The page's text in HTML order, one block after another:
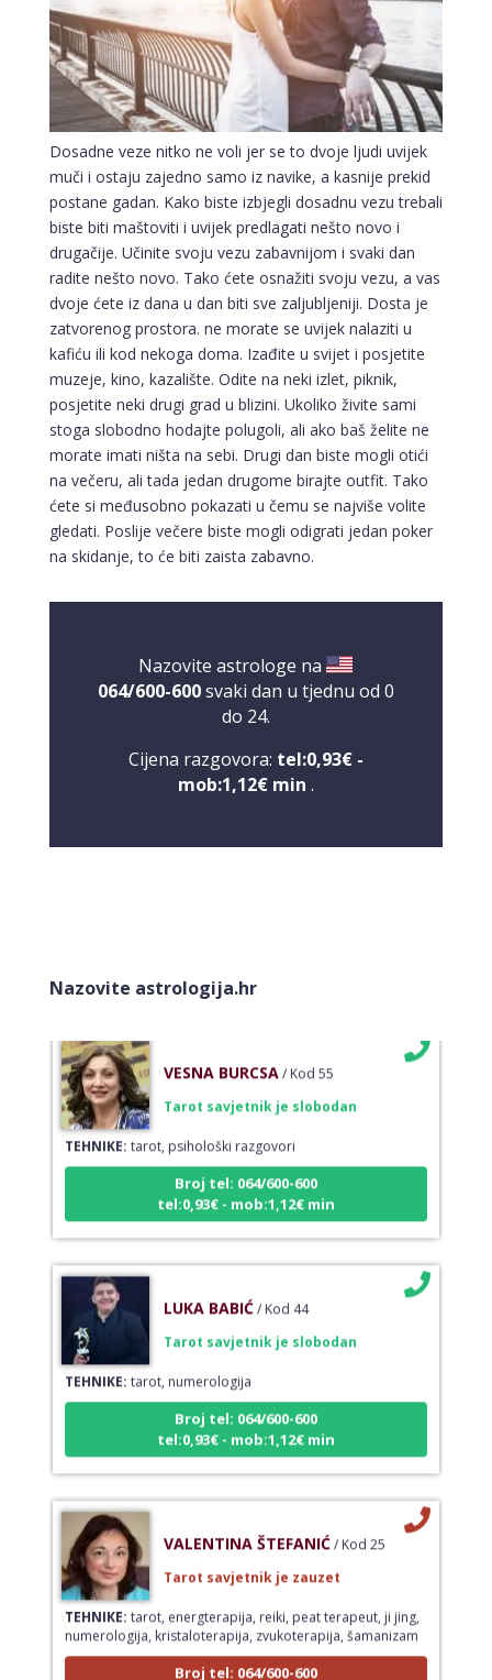
Dosadne veze nitko ne voli jer se to dvoje ljudi uvijek
muči i ostaju zajedno samo iz navike, a kasnije prekid
postane gadan. Kako biste izbjegli dosadnu vezu trebali
biste biti maštoviti i uvijek predlagati nešto novo i
drugačije. Učinite svoju vezu zabavnijom i svaki dan
radite nešto novo. Tako ćete osnažiti svoju vezu, a vas
dvoje ćete iz dana u dan biti sve zaljubljeniji. Dosta je
zatvorenog prostora. ne morate se uvijek nalaziti u
kafiću ili kod nekoga doma. Izađite u svijet i posjetite
muzeje, kino, kazalište. Odite na neki izlet, piknik,
posjetite neki drugi grad u blizini. Ukoliko živite sami
stoga slobodno hodajte polugoli, ali ako baš želite ne
morate imati ništa na sebi. Drugi dan biste mogli otići
na večeru, ali tada jedan drugome birajte outfit. Tako
ćete si međusobno pokazati u čemu se najviše volite
gledati. Poslije večere biste mogli odigrati jedan poker
na skidanje, to će biti zaista zabavno.
Nazovite astrologe na
064/600-600svaki dan u tjednu od 0
do 24.
Cijena razgovora: tel:0,93€ -
mob:1,12€ min .
Nazovite astrologija.hr
VIKTORIJA / Kod 369
Tarot savjetnik je zauzet
TEHNIKE:astrologija, numerologija, tarot, radiestezija
tel:0,93€ - mob:1,12€ min
ELA/ Kod 151
TEHNIKE:tarot, psihološki razgovori
Broj tel: 064/600-600
tel:0,93€ - mob:1,12€ min
LUKA BABIĆ
TEHNIKE:tarot, numerologija
Broj tel: 064/600-600
tel:0,93€ - mob:1,12€ min
VALENTINA ŠTEFANIĆ
TEHNIKE:tarot, energterapija, reiki, peat terapeut, ji jing,
numerologija, kristaloterapija, zvukoterapija, šamanizam
Broj tel: 064/600-600